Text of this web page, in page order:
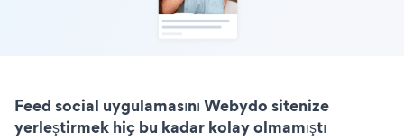
Feed social uygulamasını Webydo sitenize
yerleştirmek hiç bu kadar kolay olmamıştı